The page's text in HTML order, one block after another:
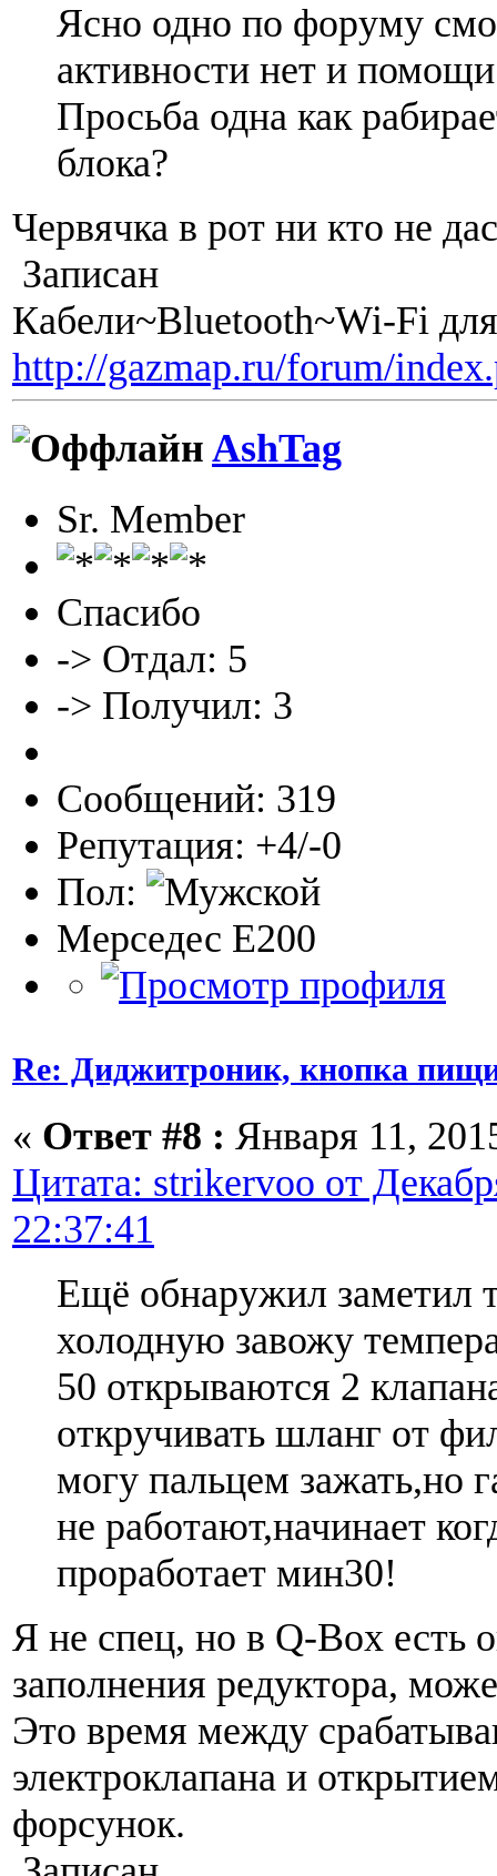
Ясно одно по форуму
активности нет и
Просьба одна как
блока?
Червячка в рот ни кто не
Записан
Кабели~Bluetooth~Wi-Fi
http://gazmap.ru/forum/
AshTag
Sr. Member
Спасибо
-> Отдал: 5
-> Получил: 3
Сообщений: 319
Репутация: +4/-0
Пол:
Мерседес Е200
Re: Диджитроник, кнопка
« Ответ #8 : Января 11,
Цитата: strikervoo от
22:37:41
Ещё обнаружил заметил
холодную завожу
50 открываются 2
откручивать шланг от
могу пальцем зажать,но
не работают,начинает
проработает мин30!
Я не спец, но в Q-Box есть
заполнения редуктора,
Это время между
электроклапана и
форсунок.